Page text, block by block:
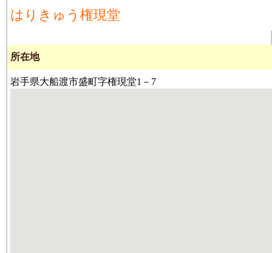
はりきゅう権現堂
所在地
岩手県大船渡市盛町字権現堂1－7